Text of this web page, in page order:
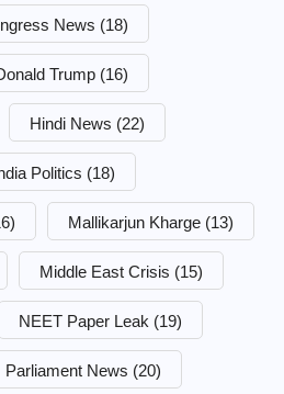
News (18)
Trump (16)
Hindi News (22)
Politics (18)
Mallikarjun Kharge (13)
Middle East Crisis (15)
NEET Paper Leak (19)
Parliament News (20)